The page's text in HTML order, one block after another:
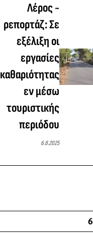
Λέρος -
ρεπορτάζ: Σε
εξέλιξη οι
εργασίες
καθαριότητας
εν μέσω
τουριστικής
περιόδου
6.8.2025
6